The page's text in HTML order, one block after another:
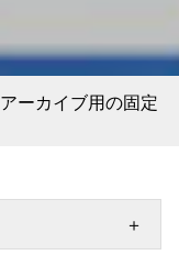
アーカイブ用の固定